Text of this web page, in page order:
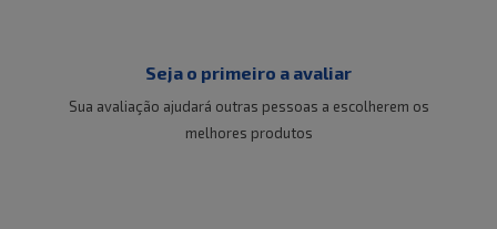
Seja o primeiro a avaliar
Sua avaliação ajudará outras pessoas a escolherem os
melhores produtos